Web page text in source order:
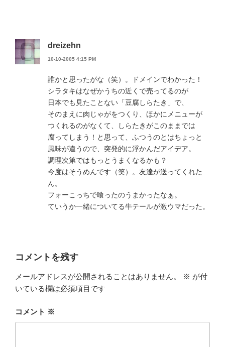
dreizehn
10-10-2005 4:15 PM
誰かと思ったがな（笑）。ドメインでわかった！
シラタキはなぜかうちの近くで売ってるのが
日本でも見たことない「豆腐しらたき」で、
そのまえに肉じゃがをつくり、ほかにメニューが
つくれるのがなくて、しらたきがこのままでは
腐ってしまう！と思って、ふつうのとはちょっと
風味が違うので、突発的に浮かんだアイデア。
調理次第ではもっとうまくなるかも？
今度はそうめんです（笑）。友達が送ってくれた
ん。
フォーこっちで喰ったのうまかったなぁ。
ていうか一緒についてる牛テールが激ウマだった。
コメントを残す
メールアドレスが公開されることはありません。 ※ が付
いている欄は必須項目です
コメント ※